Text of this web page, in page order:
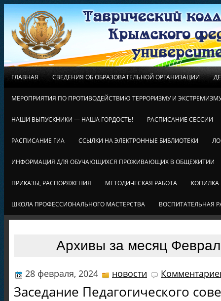
ГЛАВНАЯ СВЕДЕНИЯ ОБ ОБРАЗОВАТЕЛЬНОЙ ОРГАНИЗАЦИИ
МЕРОПРИЯТИЯ ПО ПРОТИВОДЕЙСТВИЮ ТЕРРОРИЗМУ И
НАШИ ВЫПУСКНИКИ — НАША ГОРДОСТЬ! РАСПИСАНИЕ СЕССИИ
РАСПИСАНИЕ ГИА ССЫЛКИ НА ЭЛЕКТРОННЫЕ БИБЛИОТЕКИ
ИНФОРМАЦИЯ ДЛЯ ОБУЧАЮЩИХСЯ ПРОЖИВАЮЩИХ В ОБЩЕЖИТИИ
ПРИКАЗЫ, РАСПОРЯЖЕНИЯ МЕТОДИЧЕСКАЯ РАБОТА КОПИЛКА
ШКОЛА ПРОФЕССИОНАЛЬНОГО МАСТЕРСТВА ВОСПИТАТЕЛЬНАЯ
Архивы за месяц
28 февраля, 2024 новости
Заседание Педагогического